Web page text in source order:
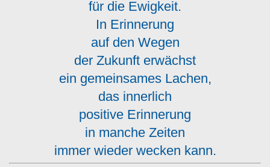
für die Ewigkeit.
In Erinnerung
auf den Wegen
der Zukunft erwächst
ein gemeinsames Lachen,
das innerlich
positive Erinnerung
in manche Zeiten
immer wieder wecken kann.